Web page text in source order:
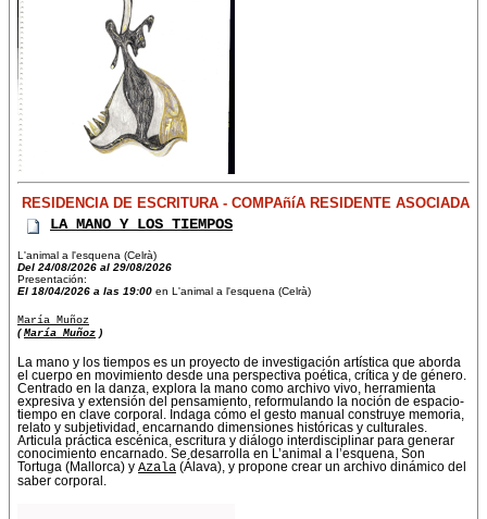
RESIDENCIA DE ESCRITURA - COMPAñíA RESIDENTE ASOCIADA
LA MANO Y LOS TIEMPOS
L'animal a l'esquena (Celrà)
Del 24/08/2026 al 29/08/2026
Presentación:
El 18/04/2026 a las 19:00 en L'animal a l'esquena (Celrà)
María Muñoz
(María Muñoz )
La mano y los tiempos es un proyecto de investigación artística que aborda
el cuerpo en movimiento desde una perspectiva poética, crítica y de género.
Centrado en la danza, explora la mano como archivo vivo, herramienta
expresiva y extensión del pensamiento, reformulando la noción de espacio-
tiempo en clave corporal. Indaga cómo el gesto manual construye memoria,
relato y subjetividad, encarnando dimensiones históricas y culturales.
Articula práctica escénica, escritura y diálogo interdisciplinar para generar
conocimiento encarnado. Se desarrolla en L’animal a l’esquena, Son
Tortuga (Mallorca) y Azala (Álava), y propone crear un archivo dinámico del
saber corporal.